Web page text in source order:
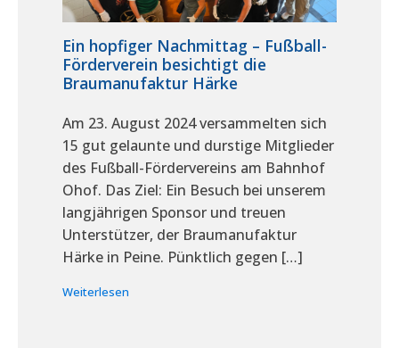
Ein hopfiger Nachmittag – Fußball-
Förderverein besichtigt die
Braumanufaktur Härke
Am 23. August 2024 versammelten sich
15 gut gelaunte und durstige Mitglieder
des Fußball-Fördervereins am Bahnhof
Ohof. Das Ziel: Ein Besuch bei unserem
langjährigen Sponsor und treuen
Unterstützer, der Braumanufaktur
Härke in Peine. Pünktlich gegen […]
Weiterlesen